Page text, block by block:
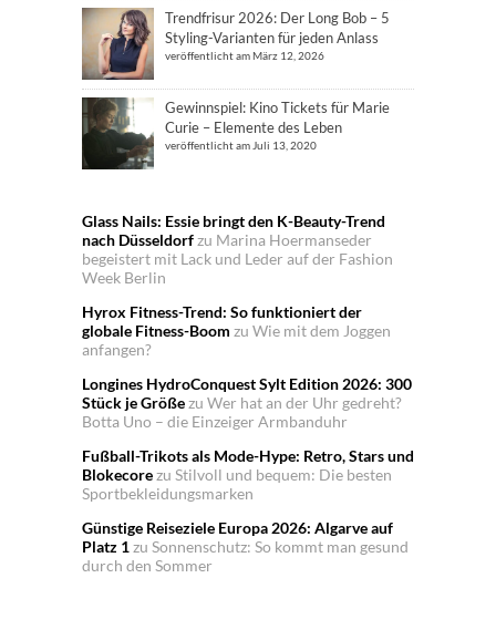
Trendfrisur 2026: Der Long Bob – 5
Styling-Varianten für jeden Anlass
veröffentlicht am März 12, 2026
Gewinnspiel: Kino Tickets für Marie
Curie – Elemente des Leben
veröffentlicht am Juli 13, 2020
Glass Nails: Essie bringt den K-Beauty-Trend
nach Düsseldorfzu Marina Hoermanseder
begeistert mit Lack und Leder auf der Fashion
Week Berlin
Hyrox Fitness-Trend: So funktioniert der
globale Fitness-Boom zu Wie mit dem Joggen
anfangen?
Longines HydroConquest Sylt Edition 2026: 300
Stück je Größezu Wer hat an der Uhr gedreht?
Botta Uno – die Einzeiger Armbanduhr
Fußball-Trikots als Mode-Hype: Retro, Stars und
Blokecorezu Stilvoll und bequem: Die besten
Sportbekleidungsmarken
Günstige Reiseziele Europa 2026: Algarve auf
Platz 1zu Sonnenschutz: So kommt man gesund
durch den Sommer